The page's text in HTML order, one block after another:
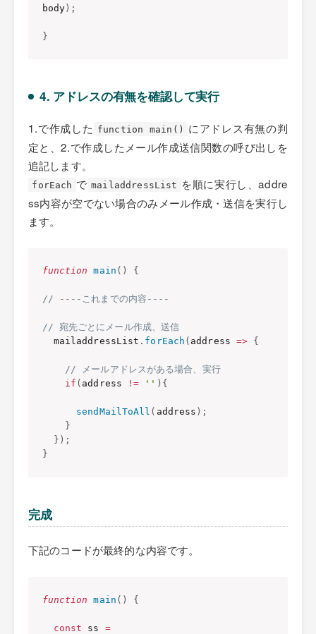
body) ;
}
4. アドレスの有無を確認して実行
1.で作成した function main()
にアドレス有無の判
定と、2.で作成したメール作成送信関数の呼び出しを
追記します。
forEach で mailaddressList を順に実行し、addre
ss内容が空でない場合のみメール作成・送信を実行し
ます。
function main ( ) {
// ----これまでの内容----
// 宛先ごとにメール作成、送信
  mailaddressList
. forEach ( address => {
// メールアドレスがある場合、実行
if ( address != '' ) {
sendMailToAll ( address ) ;
}
} ) ;
}
完成
下記のコードが最終的な内容です。
function main ( ) {
const ss =